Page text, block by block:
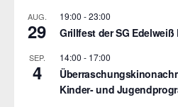
AUG.
29
19:00 -23:00
Grillfest der SG Edelweiß
SEP.
4
14:00 - 17:00
Kinder- und